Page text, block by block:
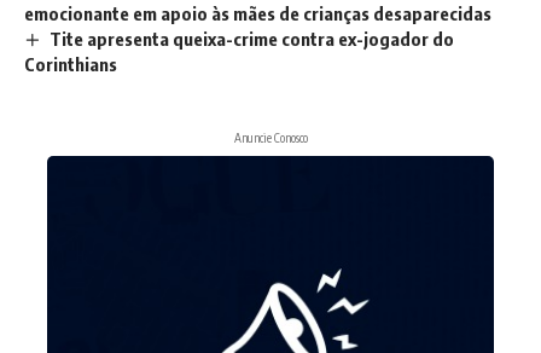
emocionante em apoio às mães de crianças desaparecidas
Tite apresenta queixa-crime contra ex-jogador do
Corinthians
Anuncie Conosco